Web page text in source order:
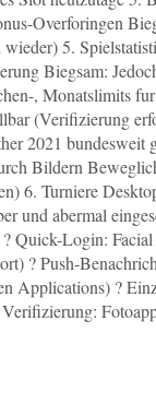
Overforingen
5.
Biegsam:
, Monatslimits
(Verifizierung
2021
Bildern
6. Turniere
und abermal
Quick-Login:
? Push-
Applications) ?